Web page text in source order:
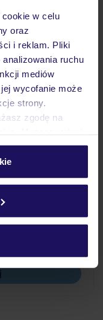
w celu
oraz
i reklam. Pliki
ruchu
mediów
wycofanie może
strony.
zgodę na
w zakładkę
znajdziesz